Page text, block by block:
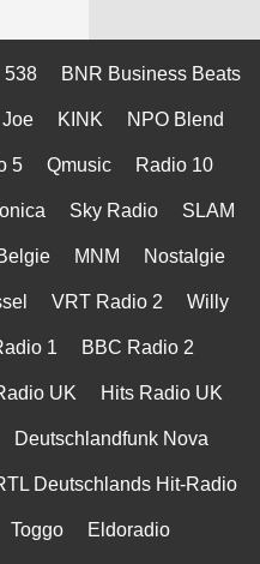
538 BNR Business Beats
Joe KINK NPO Blend
5 Qmusic Radio 10
Sky Radio SLAM
MNM Nostalgie
VRT Radio 2 Willy
1 BBC Radio 2
UK Hits Radio UK
Deutschlandfunk Nova
Deutschlands Hit-Radio
Toggo Eldoradio